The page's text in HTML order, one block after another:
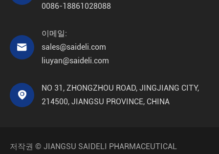
0086-18861028088

이메일:
sales@saideli.com
liuyan@saideli.com

NO 31, ZHONGZHOU ROAD, JINGJIANG CITY,
214500, JIANGSU PROVINCE, CHINA
저작권 © JIANGSU SAIDELI PHARMACEUTICAL